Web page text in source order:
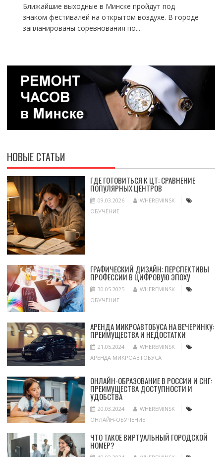
Ближайшие выходные в Минске пройдут под
знаком фестивалей на открытом воздухе. В городе
запланированы соревнования по...
НОВЫЕ СТАТЬИ
ГДЕ ГОТОВИТЬСЯ К ЦТ: СРАВНЕНИЕ
ПОПУЛЯРНЫХ ЦЕНТРОВ
09.03.2026
WHEREMINSK
ОБУЧЕНИЕ
ГРАФИЧЕСКИЙ ДИЗАЙН: ПЕРСПЕКТИВЫ
ПРОФЕССИИ В ЦИФРОВУЮ ЭПОХУ
30.05.2025
WHEREMINSK
ОБУЧЕНИЕ
АРЕНДА МИКРОАВТОБУСА НА ВЕЧЕРИНКУ:
ПРЕИМУЩЕСТВА И НЕДОСТАТКИ
21.05.2024
WHEREMINSK
АРЕНДА МИКРОАВТОБУСА
ОНЛАЙН-ОБРАЗОВАНИЕ В РОССИИ И СНГ:
ПРЕИМУЩЕСТВА ДОСТУПНОСТИ И
УДОБСТВА
20.03.2024
WHEREMINSK
ОНЛАЙН-ОБУЧЕНИЕ
ЧТО ТАКОЕ ВИРТУАЛЬНЫЙ ГОРОДСКОЙ
НОМЕР?